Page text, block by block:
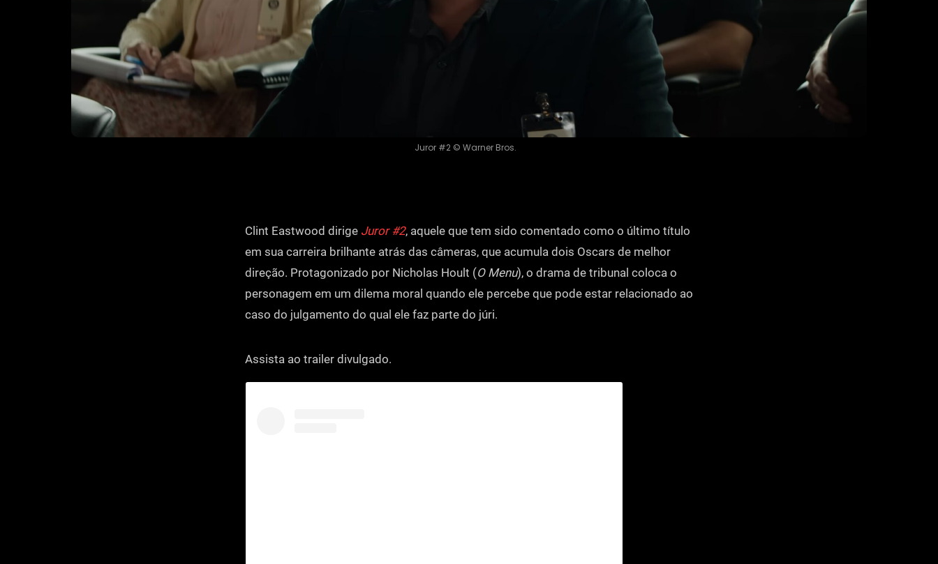
Juror #2 © Warner Bros.
Clint Eastwood dirige Juror #2, aquele que tem sido comentado como o último título
em sua carreira brilhante atrás das câmeras, que acumula dois Oscars de melhor
direção. Protagonizado por Nicholas Hoult (O Menu), o drama de tribunal coloca o
personagem em um dilema moral quando ele percebe que pode estar relacionado ao
caso do julgamento do qual ele faz parte do júri.
Assista ao trailer divulgado.